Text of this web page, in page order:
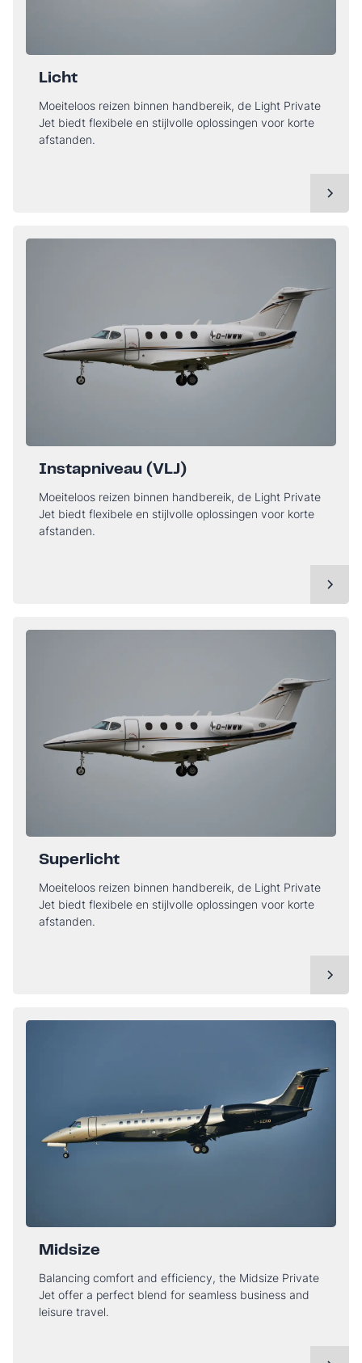
Licht
Moeiteloos reizen binnen handbereik, de Light Private
Jet biedt flexibele en stijlvolle oplossingen voor korte
afstanden.
Instapniveau (VLJ)
Moeiteloos reizen binnen handbereik, de Light Private
Jet biedt flexibele en stijlvolle oplossingen voor korte
afstanden.
Superlicht
Moeiteloos reizen binnen handbereik, de Light Private
Jet biedt flexibele en stijlvolle oplossingen voor korte
afstanden.
Midsize
Balancing comfort and efficiency, the Midsize Private
Jet offer a perfect blend for seamless business and
leisure travel.